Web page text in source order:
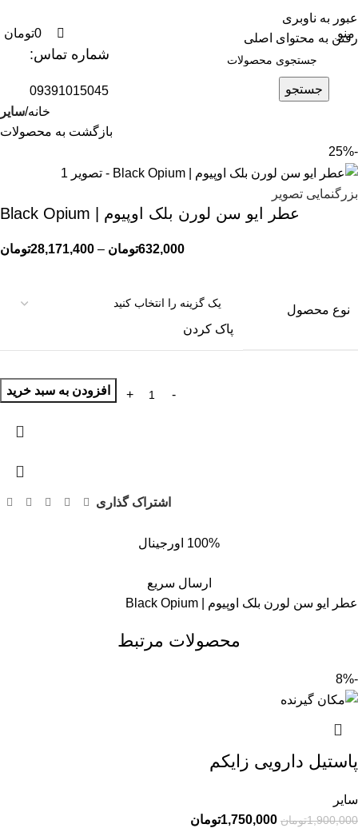
عبور به ناوبری
رفتن به محتوای اصلی
منو 0تومان
جستجو
شماره تماس:
09391015045
خانه سایر
بازگشت به محصولات
-25%
بزرگنمایی تصویر
عطر ایو سن لورن بلک اوپیوم | Black Opium
632,000تومان –
28,171,400تومان
نوع محصول
پاک کردن
افزودن به سبد خرید
اشتراک گذاری
100% اورجینال
ارسال سریع
عطر ایو سن لورن بلک اوپیوم | Black Opium
محصولات مرتبط
-8%
پاستیل دارویی زایکم
سایر
1,900,000تومان 1,750,000تومان